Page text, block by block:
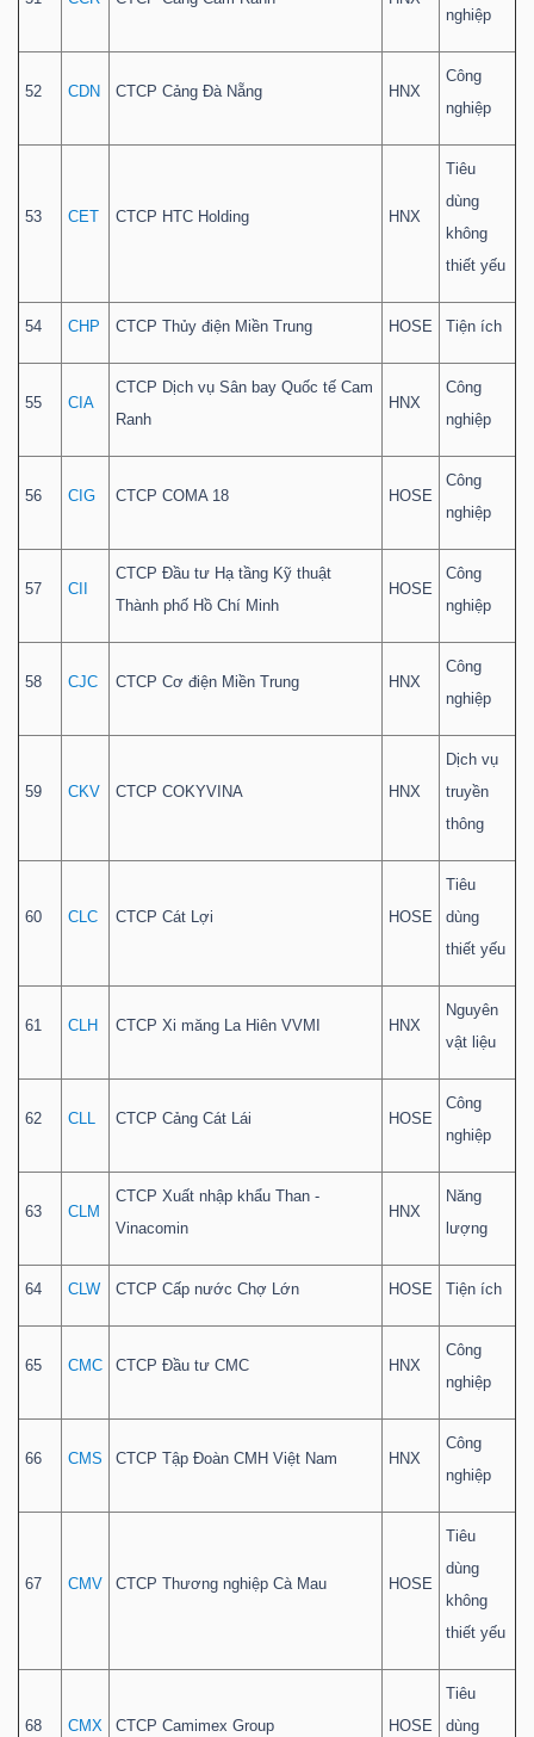
nghiệp
52 CDN CTCP Cảng Đà Nẵng HNX
Công
nghiệp
53 CET CTCP HTC Holding HNX
Tiêu
dùng
không
thiết yếu
54 CHP CTCP Thủy điện Miền Trung HOSE Tiện ích
55 CIA
CTCP Dịch vụ Sân bay Quốc tế Cam
Ranh
HNX
Công
nghiệp
56 CIG CTCP COMA 18 HOSE
Công
nghiệp
57 CII
CTCP Đầu tư Hạ tầng Kỹ thuật
Thành phố Hồ Chí Minh
HOSE
Công
nghiệp
58 CJC CTCP Cơ điện Miền Trung HNX
Công
nghiệp
59 CKV CTCP COKYVINA HNX
Dịch vụ
truyền
thông
60 CLC CTCP Cát Lợi HOSE
Tiêu
dùng
thiết yếu
61 CLH CTCP Xi măng La Hiên VVMI HNX
Nguyên
vật liệu
62 CLL CTCP Cảng Cát Lái HOSE
Công
nghiệp
63 CLM
CTCP Xuất nhập khẩu Than -
Vinacomin
HNX
Năng
lượng
64 CLW CTCP Cấp nước Chợ Lớn HOSE Tiện ích
65 CMC CTCP Đầu tư CMC HNX
Công
nghiệp
66 CMS CTCP Tập Đoàn CMH Việt Nam HNX
Công
nghiệp
67 CMV CTCP Thương nghiệp Cà Mau HOSE
Tiêu
dùng
không
thiết yếu
68 CMX CTCP Camimex Group HOSE
Tiêu
dùng